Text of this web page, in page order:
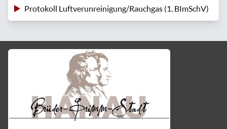
Protokoll Luftverunreinigung/Rauchgas (1. BImSchV)